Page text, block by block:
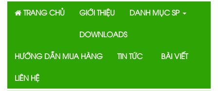
TRANG CHỦ GIỚI THIỆU DANH MỤC SP
DOWNLOADS
HƯỚNG DẪN MUA HÀNG TIN TỨC BÀI VIẾT
LIÊN HỆ